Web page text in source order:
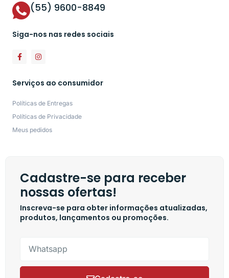
(55) 9600-8849
Siga-nos nas redes sociais
Serviços ao consumidor
Políticas de Entregas
Políticas de Privacidade
Meus pedidos
Cadastre-se para receber
nossas ofertas!
Inscreva-se para obter informações atualizadas,
produtos, lançamentos ou promoções.